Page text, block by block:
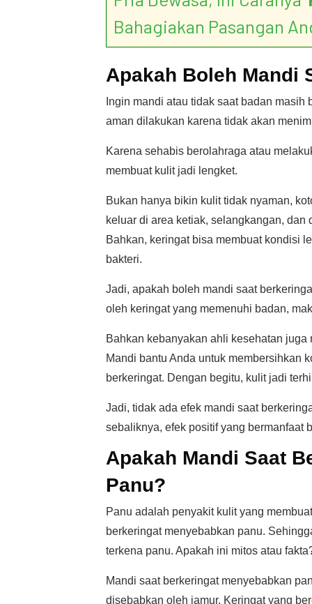
Bahagiakan Pasangan
Apakah Boleh Mandi
Ingin mandi atau tidak saat badan
aman dilakukan karena tidak akan
Karena sehabis berolahraga atau
membuat kulit jadi lengket.
Bukan hanya bikin kulit tidak nyaman,
keluar di area ketiak, selangkangan,
Bahkan, keringat bisa membuat kondisi
bakteri.
Jadi, apakah boleh mandi saat
oleh keringat yang memenuhi badan,
Bahkan kebanyakan ahli kesehatan
Mandi bantu Anda untuk membersihkan
berkeringat. Dengan begitu, kulit jadi
Jadi, tidak ada efek mandi saat
sebaliknya, efek positif yang bermanfaat
Apakah Mandi Saat
Panu?
Panu adalah penyakit kulit yang
berkeringat menyebabkan panu.
terkena panu. Apakah ini mitos atau
Mandi saat berkeringat menyebabkan
disebabkan oleh jamur. Keringat yang